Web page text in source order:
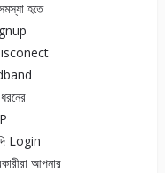
হতে
Login
আপনার